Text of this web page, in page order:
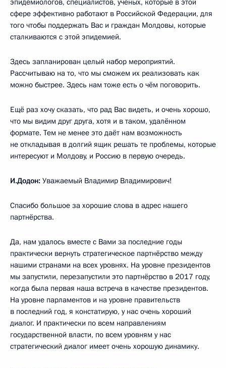
сфере эффективно работают в Российской Федерации, для
того чтобы поддержать Вас и граждан Молдовы, которые
сталкиваются с этой эпидемией.
Здесь запланирован целый набор мероприятий.
Рассчитываю на то, что мы сможем их реализовать как
можно быстрее. Здесь нам тоже есть о чём поговорить.
Ещё раз хочу сказать, что рад Вас видеть, и очень хорошо,
что мы видим друг друга, хотя и в таком, удалённом
формате. Тем не менее это даёт нам возможность
не откладывая в долгий ящик решать те проблемы, которые
интересуют и Молдову, и Россию в первую очередь.
И.Додон: Уважаемый Владимир Владимирович!
Спасибо большое за хорошие слова в адрес нашего
партнёрства.
Да, нам удалось вместе с Вами за последние годы
практически вернуть стратегическое партнёрство между
нашими странами на всех уровнях. На уровне президентов
мы запустили, перезапустили это партнёрство в 2017 году,
когда была первая наша встреча в качестве президентов.
На уровне парламентов и на уровне правительств
в последний год, я констатирую, у нас очень хороший
диалог. И практически по всем направлениям
государственной власти, по всем уровням у нас
стратегический диалог имеет очень хорошую динамику.